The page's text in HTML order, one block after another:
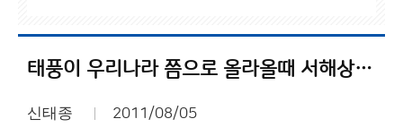
태풍이 우리나라 쯤으로 올라올때 서해상의 수온이...
신태종 2011/08/05